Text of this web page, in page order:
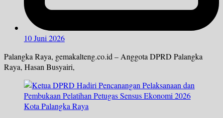
10 Juni 2026
Palangka Raya, gemakalteng.co.id – Anggota DPRD Palangka
Raya, Hasan Busyairi,